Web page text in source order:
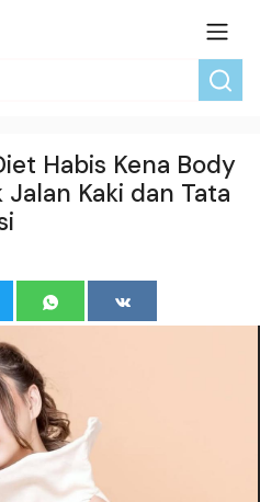
Habis Kena Body
Kaki dan Tata